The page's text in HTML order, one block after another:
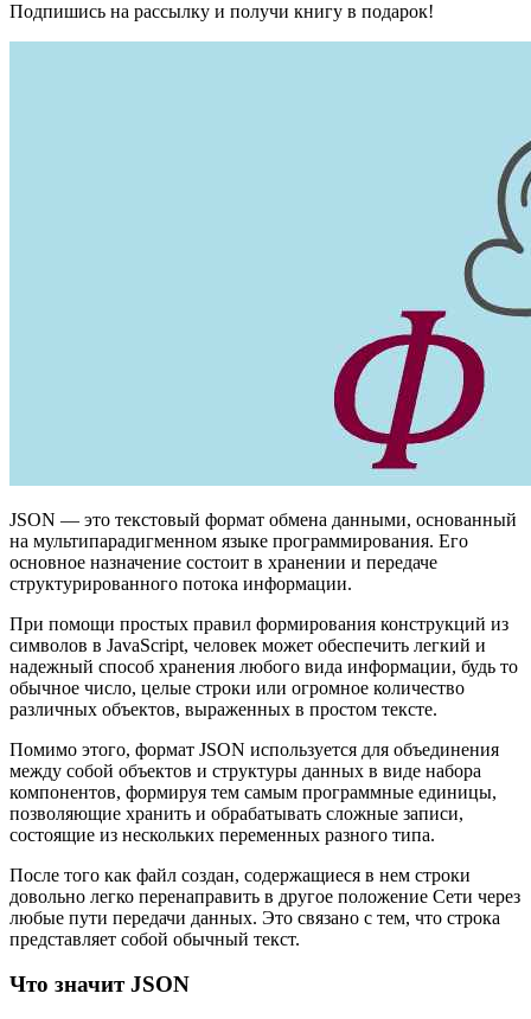
Подпишись на рассылку и получи книгу в подарок!
JSON — это текстовый формат обмена данными, основанный
на мультипарадигменном языке программирования. Его
основное назначение состоит в хранении и передаче
структурированного потока информации.
При помощи простых правил формирования конструкций из
символов в JavaScript, человек может обеспечить легкий и
надежный способ хранения любого вида информации, будь то
обычное число, целые строки или огромное количество
различных объектов, выраженных в простом тексте.
Помимо этого, формат JSON используется для объединения
между собой объектов и структуры данных в виде набора
компонентов, формируя тем самым программные единицы,
позволяющие хранить и обрабатывать сложные записи,
состоящие из нескольких переменных разного типа.
После того как файл создан, содержащиеся в нем строки
довольно легко перенаправить в другое положение Сети через
любые пути передачи данных. Это связано с тем, что строка
представляет собой обычный текст.
Что значит JSON